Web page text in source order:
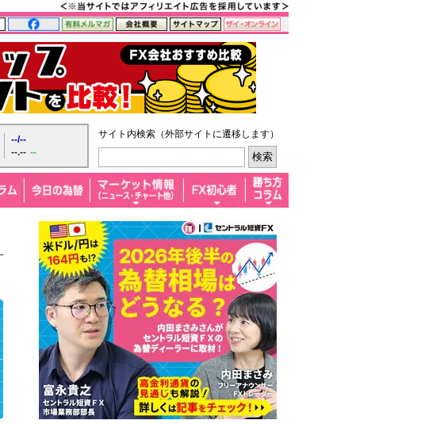
--/--
--.-- --
サイト内検索（外部サイトに遷移します）